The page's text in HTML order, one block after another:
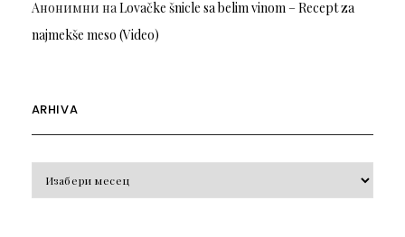
Анонимни наLovačke šnicle sa belim vinom – Recept za
najmekše meso (Video)
ARHIVA